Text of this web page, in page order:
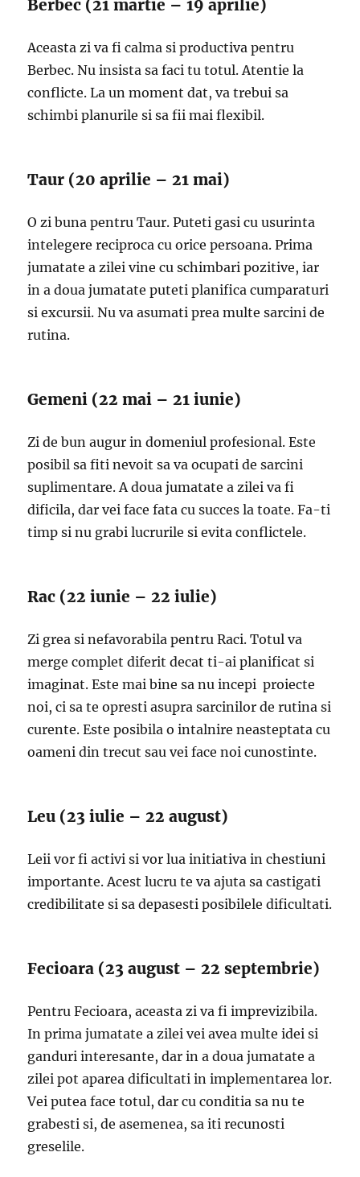
Berbec (21 martie – 19 aprilie)
Aceasta zi va fi calma si productiva pentru
Berbec. Nu insista sa faci tu totul. Atentie la
conflicte. La un moment dat, va trebui sa
schimbi planurile si sa fii mai flexibil.
Taur (20 aprilie – 21 mai)
O zi buna pentru Taur. Puteti gasi cu usurinta
intelegere reciproca cu orice persoana. Prima
jumatate a zilei vine cu schimbari pozitive, iar
in a doua jumatate puteti planifica cumparaturi
si excursii. Nu va asumati prea multe sarcini de
rutina.
Gemeni (22 mai – 21 iunie)
Zi de bun augur in domeniul profesional. Este
posibil sa fiti nevoit sa va ocupati de sarcini
suplimentare. A doua jumatate a zilei va fi
dificila, dar vei face fata cu succes la toate. Fa-ti
timp si nu grabi lucrurile si evita conflictele.
Rac (22 iunie – 22 iulie)
Zi grea si nefavorabila pentru Raci. Totul va
merge complet diferit decat ti-ai planificat si
imaginat. Este mai bine sa nu incepi proiecte
noi, ci sa te opresti asupra sarcinilor de rutina si
curente. Este posibila o intalnire neasteptata cu
oameni din trecut sau vei face noi cunostinte.
Leu (23 iulie – 22 august)
Leii vor fi activi si vor lua initiativa in chestiuni
importante. Acest lucru te va ajuta sa castigati
credibilitate si sa depasesti posibilele dificultati.
Fecioara (23 august – 22 septembrie)
Pentru Fecioara, aceasta zi va fi imprevizibila.
In prima jumatate a zilei vei avea multe idei si
ganduri interesante, dar in a doua jumatate a
zilei pot aparea dificultati in implementarea lor.
Vei putea face totul, dar cu conditia sa nu te
grabesti si, de asemenea, sa iti recunosti
greselile.